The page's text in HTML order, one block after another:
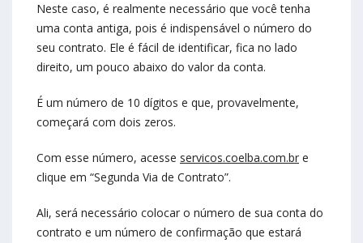
Neste caso, é realmente necessário que você tenha
uma conta antiga, pois é indispensável o número do
seu contrato. Ele é fácil de identificar, fica no lado
direito, um pouco abaixo do valor da conta.
É um número de 10 dígitos e que, provavelmente,
começará com dois zeros.
Com esse número, acesse servicos.coelba.com.br e
clique em “Segunda Via de Contrato”.
Ali, será necessário colocar o número de sua conta do
contrato e um número de confirmação que estará